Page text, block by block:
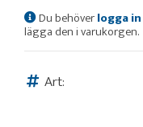
Du behöverlogga in
lägga den i varukorgen.
Art: